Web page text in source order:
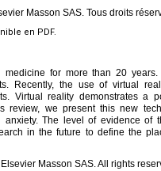
Masson SAS. Tous droits
en PDF.
for more than 20
Recently, the use of virtual
Virtual reality demonstrates a
review, we present this new
The level of evidence of
in the future to define the
Masson SAS. All rights